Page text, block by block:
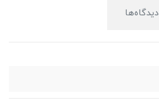
دیدگاه‌ها